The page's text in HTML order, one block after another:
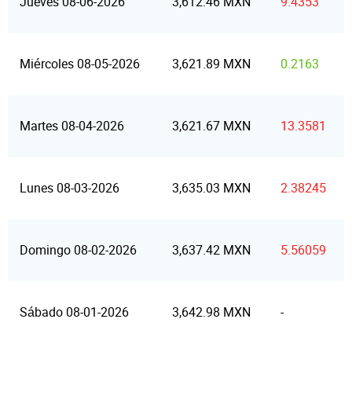
Miércoles 08-05-2026 3,621.89 MXN 0.2163
Martes 08-04-2026 3,621.67 MXN 13.3581
Lunes 08-03-2026 3,635.03 MXN 2.38245
Domingo 08-02-2026 3,637.42 MXN 5.56059
Sábado 08-01-2026 3,642.98 MXN -